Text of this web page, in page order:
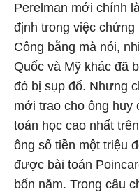
Perelman mới chính
định trong việc chứng
Công bằng mà nói,
Quốc và Mỹ khác đã
đó bị sụp đổ. Nhưng
mới trao cho ông
toán học cao nhất
ông số tiền một triệu
được bài toán
bốn năm. Trong câu